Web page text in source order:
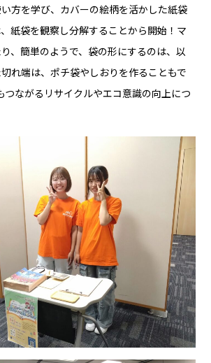
方を学び、カバーの絵柄を活かした紙袋
紙袋を観察し分解することから開始！マ
、簡単のようで、袋の形にするのは、以
れ端は、ポチ袋やしおりを作ることもで
つながるリサイクルやエコ意識の向上につ